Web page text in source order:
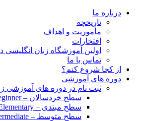
درباره ما
تاریخچه
مأموریت و اهداف
افتخارات
اولین آموزشگاه زبان انگلیسی
تماس با ما
از کجا شروع کنم؟
دوره های آموزشی
ثبت نام در دوره های آموزشی
سطح خردسالان – Beginner
سطح مبتدی – Elementary
سطح متوسط – Intermediate